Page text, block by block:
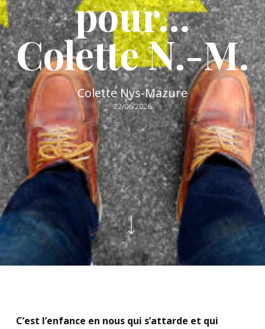
pour…
Colette N.-M.
Colette Nys-Mazure
22/06/2026
C’est l’enfance en nous qui s’attarde et qui